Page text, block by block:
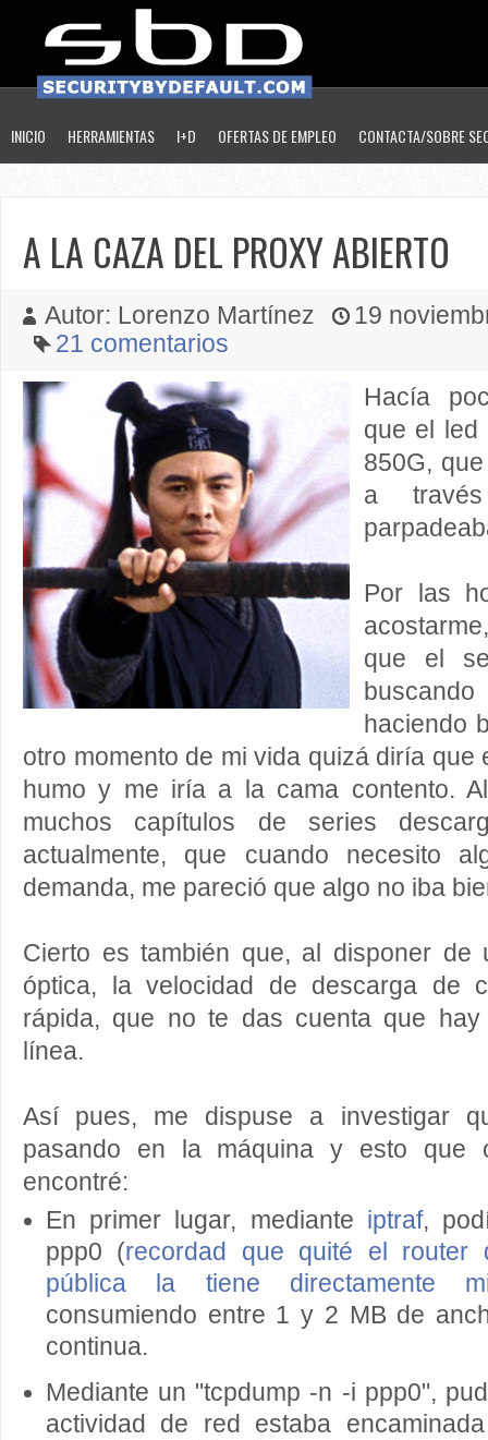
INICIO HERRAMIENTAS I+D OFERTAS DE EMPLEO CONTACTA/SOBRE
A LA CAZA DEL PROXY ABIERTO
Autor: Lorenzo Martínez
19
21 comentarios
Hacía
que el led
850G,
a
Por las
que el
haciendo
otro momento de mi vida quizá diría que
humo y me iría a la cama contento.
muchos capítulos de series
actualmente, que cuando necesito
demanda, me pareció que algo no iba
Cierto es también que, al disponer de
óptica, la velocidad de descarga de
rápida, que no te das cuenta que hay
línea.
Así pues, me dispuse a investigar
pasando en la máquina y esto que
encontré:
En primer lugar, mediante iptraf,
ppp0 (recordad que quité el router
pública la tiene directamente
consumiendo entre 1 y 2 MB de
continua.
Mediante un "tcpdump -n -i ppp0",
actividad de red estaba